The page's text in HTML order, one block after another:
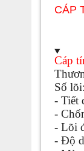
CÁP
Cáp
Số
- Tiết
-
- Lõi
- Độ